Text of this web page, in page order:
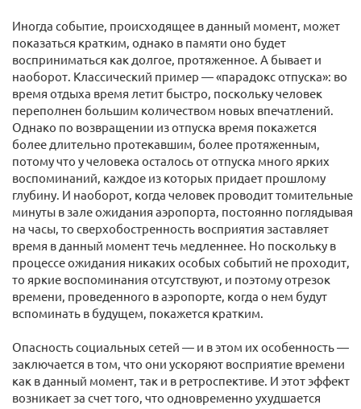
Иногда событие, происходящее в данный момент, может
показаться кратким, однако в памяти оно будет
восприниматься как долгое, протяженное. А бывает и
наоборот. Классический пример — «парадокс отпуска»: во
время отдыха время летит быстро, поскольку человек
переполнен большим количеством новых впечатлений.
Однако по возвращении из отпуска время покажется
более длительно протекавшим, более протяженным,
потому что у человека осталось от отпуска много ярких
воспоминаний, каждое из которых придает прошлому
глубину. И наоборот, когда человек проводит томительные
минуты в зале ожидания аэропорта, постоянно поглядывая
на часы, то сверхобостренность восприятия заставляет
время в данный момент течь медленнее. Но поскольку в
процессе ожидания никаких особых событий не проходит,
то яркие воспоминания отсутствуют, и поэтому отрезок
времени, проведенного в аэропорте, когда о нем будут
вспоминать в будущем, покажется кратким.
Опасность социальных сетей — и в этом их особенность —
заключается в том, что они ускоряют восприятие времени
как в данный момент, так и в ретроспективе. И этот эффект
возникает за счет того, что одновременно ухудшается